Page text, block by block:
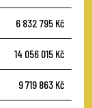
6 832 795 Kč
14 056 015 Kč
9 719 863 Kč